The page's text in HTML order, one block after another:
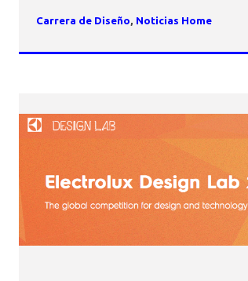
Carrera de Diseño, Noticias Home